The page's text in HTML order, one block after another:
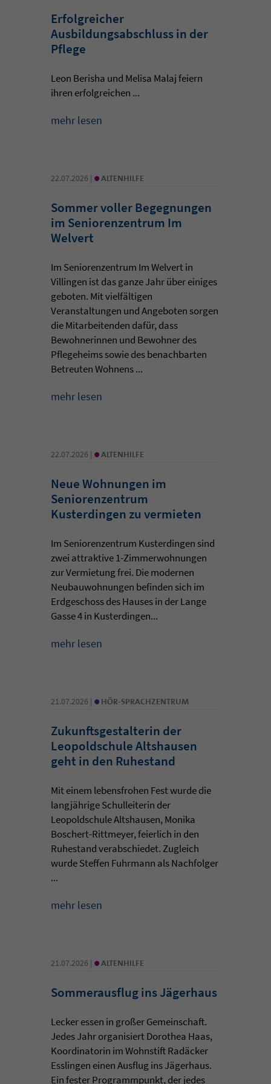
Erfolgreicher
Ausbildungsabschluss in der
Pflege
Leon Berisha und Melisa Malaj feiern
ihren erfolgreichen ...
mehr lesen
22.07.2026 | • ALTENHILFE
Sommer voller Begegnungen
im Seniorenzentrum Im
Welvert
Im Seniorenzentrum Im Welvert in
Villingen ist das ganze Jahr über einiges
geboten. Mit vielfältigen
Veranstaltungen und Angeboten sorgen
die Mitarbeitenden dafür, dass
Bewohnerinnen und Bewohner des
Pflegeheims sowie des benachbarten
Betreuten Wohnens ...
mehr lesen
22.07.2026 | • ALTENHILFE
Neue Wohnungen im
Seniorenzentrum
Kusterdingen zu vermieten
Im Seniorenzentrum Kusterdingen sind
zwei attraktive 1-Zimmerwohnungen
zur Vermietung frei. Die modernen
Neubauwohnungen befinden sich im
Erdgeschoss des Hauses in der Lange
Gasse 4 in Kusterdingen...
mehr lesen
21.07.2026 | • HÖR-SPRACHZENTRUM
Zukunftsgestalterin der
Leopoldschule Altshausen
geht in den Ruhestand
Mit einem lebensfrohen Fest wurde die
langjährige Schulleiterin der
Leopoldschule Altshausen, Monika
Boschert-Rittmeyer, feierlich in den
Ruhestand verabschiedet. Zugleich
wurde Steffen Fuhrmann als Nachfolger
...
mehr lesen
21.07.2026 | • ALTENHILFE
Sommerausflug ins Jägerhaus
Lecker essen in großer Gemeinschaft.
Jedes Jahr organisiert Dorothea Haas,
Koordinatorin im Wohnstift Radäcker
Esslingen einen Ausflug ins Jägerhaus.
Ein fester Programmpunkt, der jedes